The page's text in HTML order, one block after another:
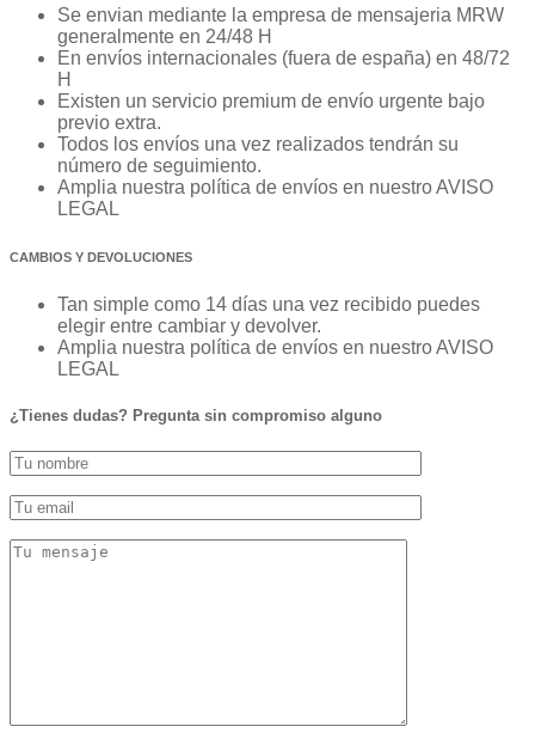
Se envian mediante la empresa de mensajeria MRW
generalmente en 24/48 H
En envíos internacionales (fuera de españa) en 48/72
H
Existen un servicio premium de envío urgente bajo
previo extra.
Todos los envíos una vez realizados tendrán su
número de seguimiento.
Amplia nuestra política de envíos en nuestro AVISO
LEGAL
CAMBIOS Y DEVOLUCIONES
Tan simple como 14 días una vez recibido puedes
elegir entre cambiar y devolver.
Amplia nuestra política de envíos en nuestro AVISO
LEGAL
¿Tienes dudas? Pregunta sin compromiso alguno